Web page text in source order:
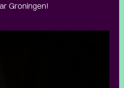
Groningen!